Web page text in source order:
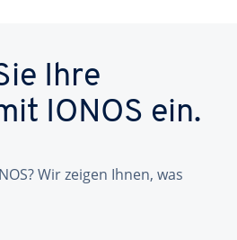
Ihre
IONOS ein.
Wir zeigen Ihnen, was